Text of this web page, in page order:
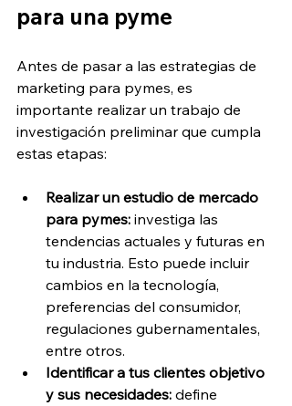
para una pyme
Antes de pasar a las estrategias de
marketing para pymes, es
importante realizar un trabajo de
investigación preliminar que cumpla
estas etapas:
Realizar un estudio de mercado
para pymes: investiga las
tendencias actuales y futuras en
tu industria. Esto puede incluir
cambios en la tecnología,
preferencias del consumidor,
regulaciones gubernamentales,
entre otros.
Identificar a tus clientes objetivo
y sus necesidades: define